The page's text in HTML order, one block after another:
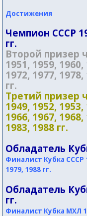
Достижения
Чемпион СССР
гг.
Второй призер
1951, 1959,
1972, 1977,
гг.
Третий призер
1949, 1952,
1966, 1967,
1983, 1988 гг.
Обладатель
Финалист Кубка СССР
1979, 1988 гг.
Обладатель
гг.
Финалист Кубка МХЛ